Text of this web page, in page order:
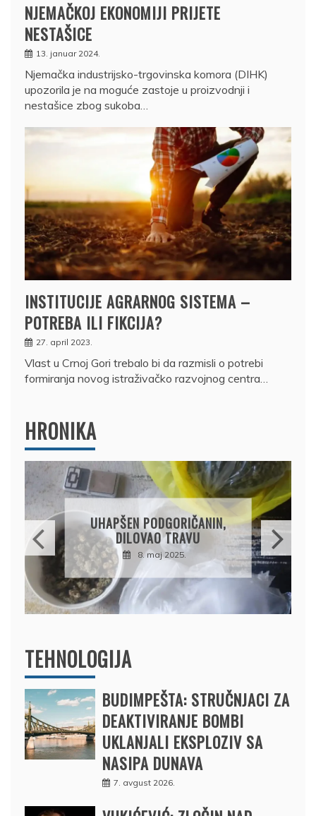
NJEMAČKOJ EKONOMIJI PRIJETE
NESTAŠICE
13. januar 2024.
Njemačka industrijsko-trgovinska komora (DIHK)
upozorila je na moguće zastoje u proizvodnji i
nestašice zbog sukoba…
INSTITUCIJE AGRARNOG SISTEMA –
POTREBA ILI FIKCIJA?
27. april 2023.
Vlast u Crnoj Gori trebalo bi da razmisli o potrebi
formiranja novog istraživačko razvojnog centra…
HRONIKA
DRŽAVLJANIN RUSIJE
OSUMNJIČEN DA JE
PRODAO TUĐI BMW,
DRŽAVU NAPUSTIO
BRODOM
12. februar 2025.
TEHNOLOGIJA
BUDIMPEŠTA: STRUČNJACI ZA
DEAKTIVIRANJE BOMBI
UKLANJALI EKSPLOZIV SA
NASIPA DUNAVA
7. avgust 2026.